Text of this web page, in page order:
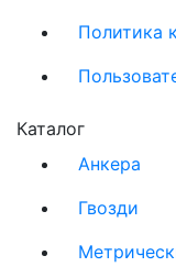
Политика
Каталог
Анкера
Гвозди